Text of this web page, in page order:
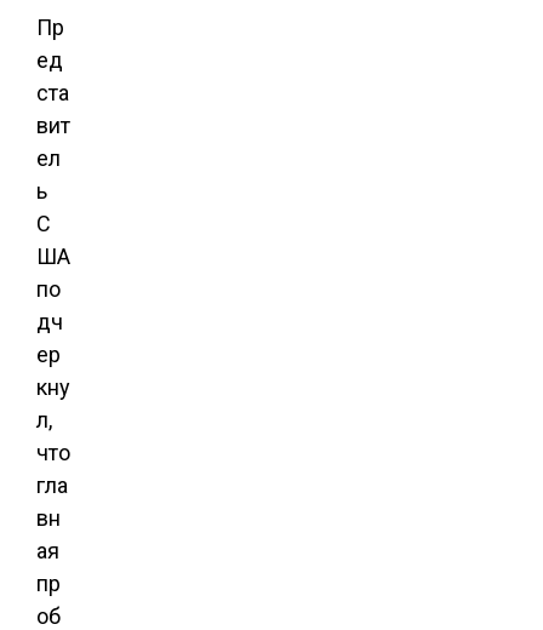
Пр
ед
ста
вит
ел
ь
С
ША
по
дч
ер
кну
л,
что
гла
вн
ая
пр
об